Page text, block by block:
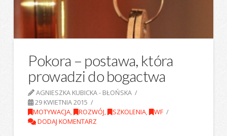
Pokora – postawa, która
prowadzi do bogactwa
AGNIESZKA KUBICKA - BŁOŃSKA
29 KWIETNIA 2015
MOTYWACJA, ROZWÓJ, SZKOLENIA, WF
DODAJ KOMENTARZ